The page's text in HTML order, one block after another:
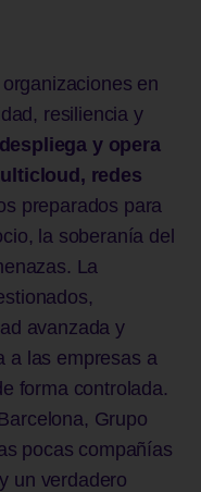
en
resiliencia y
y opera
redes
preparados para
la soberanía del
La
avanzada y
a las empresas a
forma controlada.
Grupo
pocas compañías
un verdadero